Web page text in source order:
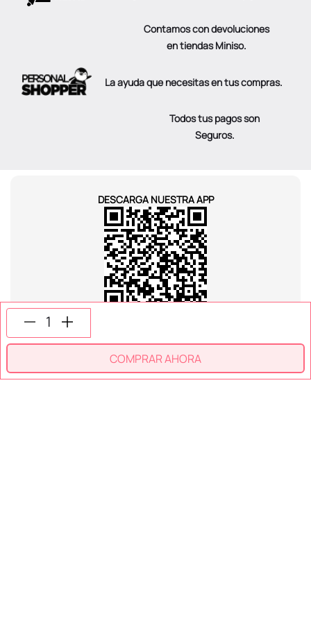
COMPRAR AHORA
Contamos con devoluciones
en tiendas Miniso.
La ayuda que necesitas en tus compras.
Todos tus pagos son
Seguros.
DESCARGA NUESTRA APP
SECCIONES